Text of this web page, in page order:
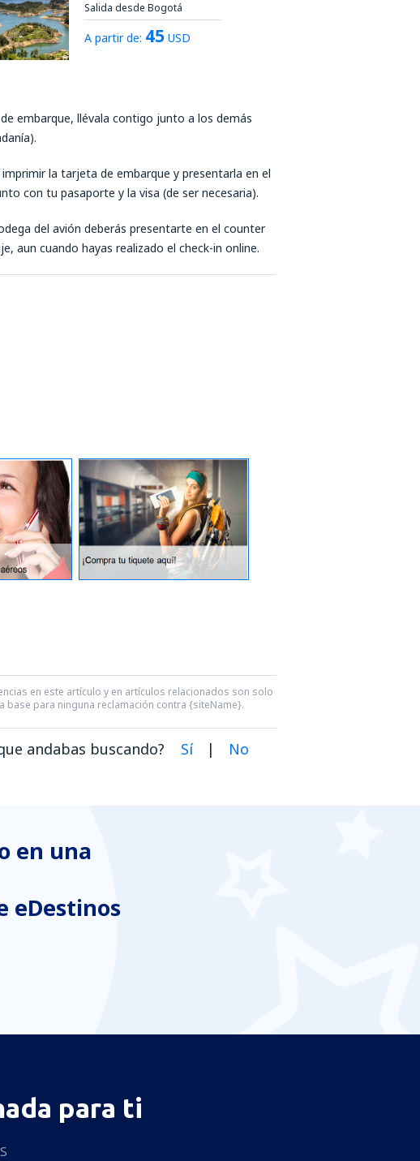
Salida desde Bogotá
A partir de: 45 USD
embarque, llévala contigo junto a los demás
la tarjeta de embarque y presentarla en el
con tu pasaporte y la visa (de ser necesaria).
del avión deberás presentarte en el counter
aun cuando hayas realizado el check-in online.
en este artículo y en artículos relacionados son solo
para ninguna reclamación contra {siteName}.
andabas buscando? Sí | No
en una
eDestinos
para ti